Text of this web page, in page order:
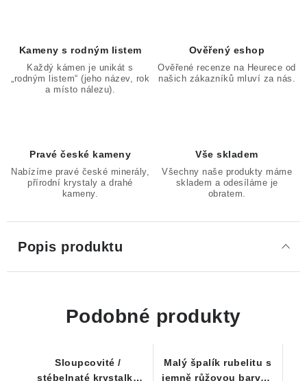
Kameny s rodným listem
Každý kámen je unikát s
„rodným listem“ (jeho název, rok
a místo nálezu).
Ověřený eshop
Ověřené recenze na Heurece od
našich zákazníků mluví za nás.
Pravé české kameny
Nabízíme pravé české minerály,
přírodní krystaly a drahé
kameny.
Vše skladem
Všechny naše produkty máme
skladem a odesíláme je
obratem.
Popis produktu
Podobné produkty
Sloupcovité /
stébelnaté krystalky
Malý špalík rubelitu s
jemně růžovou barvou